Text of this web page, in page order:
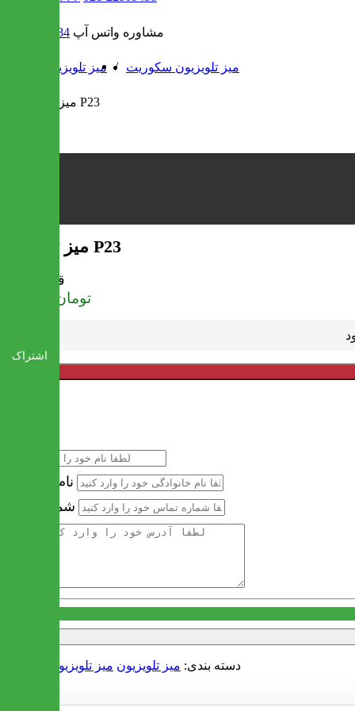
09302308484 مشاوره واتس آپ
میز تلویزیون / میز تلویزیون سکوریت
میز تلویزیون P23
قیمت
تومان
نام خانوادگی
شماره تماس
دسته بندی: میز تلویزیون میز تلویزیون سکوریت
اشتراک